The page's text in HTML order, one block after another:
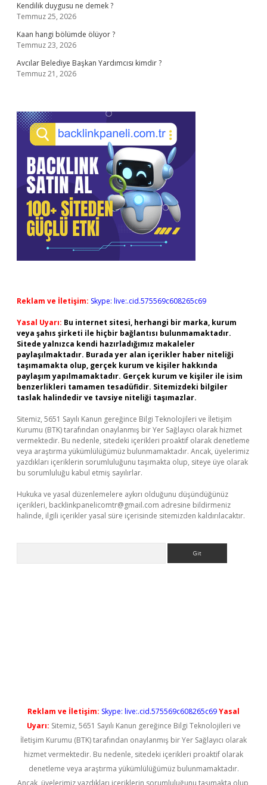
Kendilik duygusu ne demek ?
Temmuz 25, 2026
Kaan hangi bölümde ölüyor ?
Temmuz 23, 2026
Avcılar Belediye Başkan Yardımcısı kimdir ?
Temmuz 21, 2026
Reklam ve İletişim: Skype: live:.cid.575569c608265c69
Yasal Uyarı: Bu internet sitesi, herhangi bir marka, kurum
veya şahıs şirketi ile hiçbir bağlantısı bulunmamaktadır.
Sitede yalnızca kendi hazırladığımız makaleler
paylaşılmaktadır. Burada yer alan içerikler haber niteliği
taşımamakta olup, gerçek kurum ve kişiler hakkında
paylaşım yapılmamaktadır. Gerçek kurum ve kişiler ile isim
benzerlikleri tamamen tesadüfidir. Sitemizdeki bilgiler
taslak halindedir ve tavsiye niteliği taşımazlar.
Sitemiz, 5651 Sayılı Kanun gereğince Bilgi Teknolojileri ve İletişim
Kurumu (BTK) tarafından onaylanmış bir Yer Sağlayıcı olarak hizmet
vermektedir. Bu nedenle, sitedeki içerikleri proaktif olarak denetleme
veya araştırma yükümlülüğümüz bulunmamaktadır. Ancak, üyelerimiz
yazdıkları içeriklerin sorumluluğunu taşımakta olup, siteye üye olarak
bu sorumluluğu kabul etmiş sayılırlar.
Hukuka ve yasal düzenlemelere aykırı olduğunu düşündüğünüz
içerikleri, backlinkpanelicomtr@gmail.com adresine bildirmeniz
halinde, ilgili içerikler yasal süre içerisinde sitemizden kaldırılacaktır.
Reklam ve İletişim: Skype: live:.cid.575569c608265c69Yasal
Uyarı: Sitemiz, 5651 Sayılı Kanun gereğince Bilgi Teknolojileri ve
İletişim Kurumu (BTK) tarafından onaylanmış bir Yer Sağlayıcı olarak
hizmet vermektedir. Bu nedenle, sitedeki içerikleri proaktif olarak
denetleme veya araştırma yükümlülüğümüz bulunmamaktadır.
Ancak, üyelerimiz yazdıkları içeriklerin sorumluluğunu taşımakta olup,